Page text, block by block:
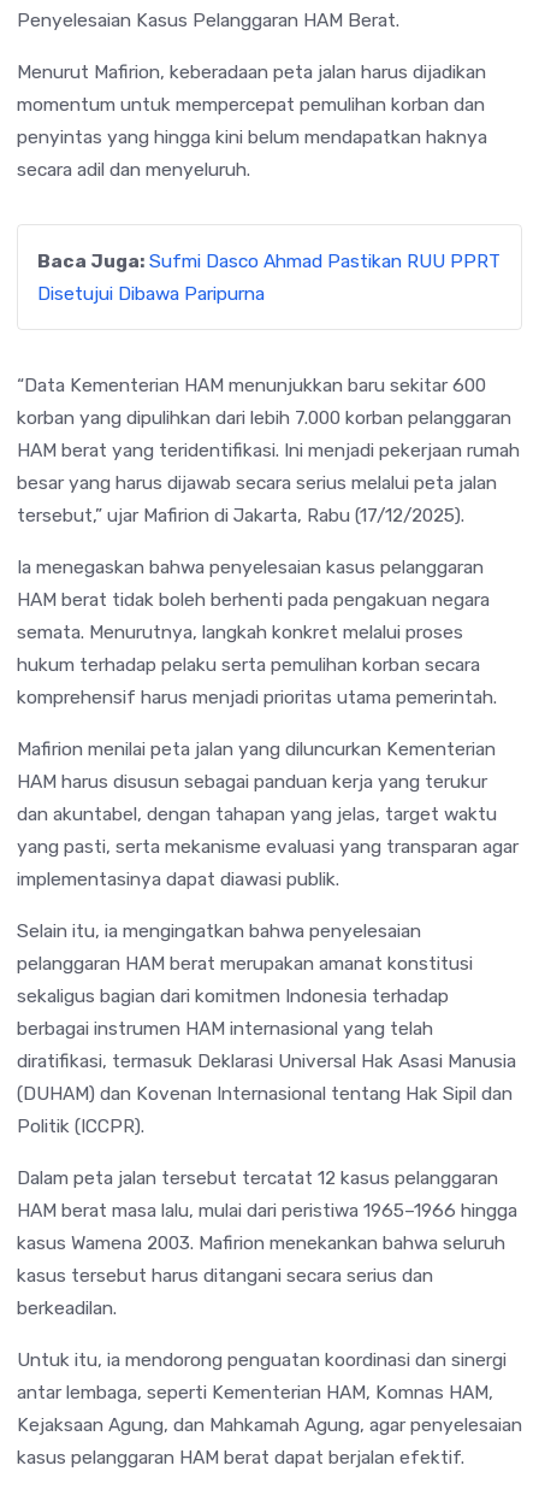
Penyelesaian Kasus Pelanggaran HAM Berat.
Menurut Mafirion, keberadaan peta jalan harus dijadikan
momentum untuk mempercepat pemulihan korban dan
penyintas yang hingga kini belum mendapatkan haknya
secara adil dan menyeluruh.
Baca Juga: Sufmi Dasco Ahmad Pastikan RUU PPRT
Disetujui Dibawa Paripurna
“Data Kementerian HAM menunjukkan baru sekitar 600
korban yang dipulihkan dari lebih 7.000 korban pelanggaran
HAM berat yang teridentifikasi. Ini menjadi pekerjaan rumah
besar yang harus dijawab secara serius melalui peta jalan
tersebut,” ujar Mafirion di Jakarta, Rabu (17/12/2025).
Ia menegaskan bahwa penyelesaian kasus pelanggaran
HAM berat tidak boleh berhenti pada pengakuan negara
semata. Menurutnya, langkah konkret melalui proses
hukum terhadap pelaku serta pemulihan korban secara
komprehensif harus menjadi prioritas utama pemerintah.
Mafirion menilai peta jalan yang diluncurkan Kementerian
HAM harus disusun sebagai panduan kerja yang terukur
dan akuntabel, dengan tahapan yang jelas, target waktu
yang pasti, serta mekanisme evaluasi yang transparan agar
implementasinya dapat diawasi publik.
Selain itu, ia mengingatkan bahwa penyelesaian
pelanggaran HAM berat merupakan amanat konstitusi
sekaligus bagian dari komitmen Indonesia terhadap
berbagai instrumen HAM internasional yang telah
diratifikasi, termasuk Deklarasi Universal Hak Asasi Manusia
(DUHAM) dan Kovenan Internasional tentang Hak Sipil dan
Politik (ICCPR).
Dalam peta jalan tersebut tercatat 12 kasus pelanggaran
HAM berat masa lalu, mulai dari peristiwa 1965–1966 hingga
kasus Wamena 2003. Mafirion menekankan bahwa seluruh
kasus tersebut harus ditangani secara serius dan
berkeadilan.
Untuk itu, ia mendorong penguatan koordinasi dan sinergi
antar lembaga, seperti Kementerian HAM, Komnas HAM,
Kejaksaan Agung, dan Mahkamah Agung, agar penyelesaian
kasus pelanggaran HAM berat dapat berjalan efektif.